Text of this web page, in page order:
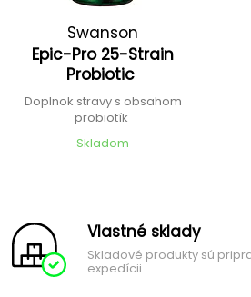
Swanson
Epic-Pro 25-Strain
Probiotic
Doplnok stravy s obsahom
probiotík
Skladom
Vlastné sklady
Skladové produkty sú
expedícii